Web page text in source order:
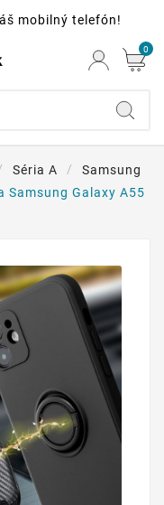
mobilný telefón!
0
Séria A
Samsung
Samsung Galaxy A55